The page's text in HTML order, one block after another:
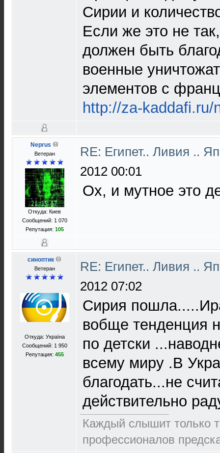
Сирии и
Если же это не
должен быть
военные
элементов с
http://za-kaddafi.ru/
Neprus
Ветеран
Откуда: Киев
Сообщений: 1 070
Репутация: 105
RE: Египет.. Ливия ..
2012 00:01
Ох, и мутное это
синоптик
Ветеран
Откуда: Україна
Сообщений: 1 950
Репутация: 455
RE: Египет.. Ливия ..
2012 07:02
Сирия
вобще тенденция
по детски
всему миру .В
благодать...не
действительно
Каждый слышит только
пpофеccионалов